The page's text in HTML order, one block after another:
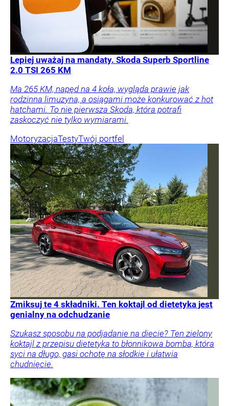
Lepiej uważaj na mandaty. Skoda Superb Sportline
2.0 TSI 265 KM
Ma 265 KM, napęd na 4 koła, wygląda prawie jak
rodzinna limuzyna, a osiągami może konkurować z hot
hatchami. To nie pierwsza Skoda, która potrafi
zaskoczyć nie tylko wymiarami.
MotoryzacjaTestyTwój portfel
Zmiksuj te 4 składniki. Ten koktajl od dietetyka jest
genialny na odchudzanie
Szukasz sposobu na podjadanie na diecie? Ten zielony
koktajl z przepisu dietetyka to błonnikowa bomba, która
syci na długo, gasi ochotę na słodkie i ułatwia
chudnięcie.